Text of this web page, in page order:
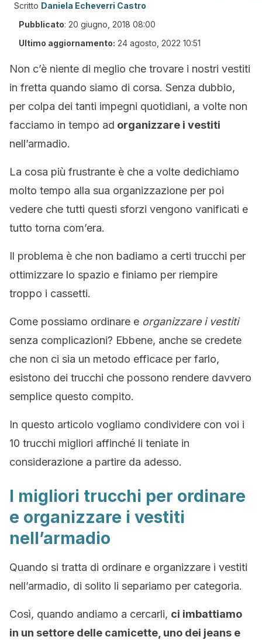
Scritto Daniela Echeverri Castro
Pubblicato: 20 giugno, 2018 08:00
Ultimo aggiornamento: 24 agosto, 2022 10:51
Non c’è niente di meglio che trovare i nostri vestiti
in fretta quando siamo di corsa. Senza dubbio,
per colpa dei tanti impegni quotidiani, a volte non
facciamo in tempo ad organizzare i vestiti
nell’armadio.
La cosa più frustrante è che a volte dedichiamo
molto tempo alla sua organizzazione per poi
vedere che tutti questi sforzi vengono vanificati e
tutto torna com’era.
Il problema è che non badiamo a certi trucchi per
ottimizzare lo spazio e finiamo per riempire
troppo i cassetti.
Come possiamo ordinare e organizzare i vestiti
senza complicazioni? Ebbene, anche se credete
che non ci sia un metodo efficace per farlo,
esistono dei trucchi che possono rendere davvero
semplice questo compito.
In questo articolo vogliamo condividere con voi i
10 trucchi migliori affinché li teniate in
considerazione a partire da adesso.
I migliori trucchi per ordinare
e organizzare i vestiti
nell’armadio
Quando si tratta di ordinare e organizzare i vestiti
nell’armadio, di solito li separiamo per categoria.
Così, quando andiamo a cercarli, ci imbattiamo
in un settore delle camicette, uno dei jeans e